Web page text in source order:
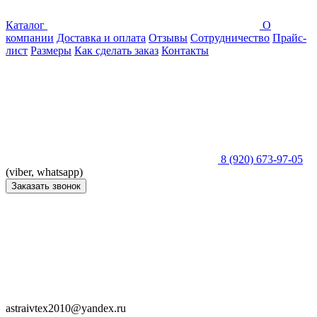
Каталог
О
компании Доставка и оплата Отзывы Сотрудничество Прайс-
лист Размеры Как сделать заказ Контакты
8 (920) 673-97-05
(viber, whatsapp)
Заказать звонок
astraivtex2010@yandex.ru